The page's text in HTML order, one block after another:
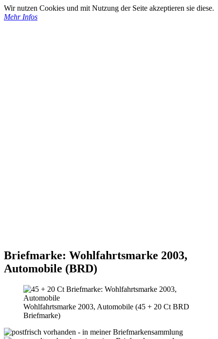
Wir nutzen Cookies und mit Nutzung der Seite akzeptieren sie diese.
Mehr Infos
Briefmarke: Wohlfahrtsmarke 2003,
Automobile (BRD)
Wohlfahrtsmarke 2003, Automobile (45 + 20 Ct BRD
Briefmarke)